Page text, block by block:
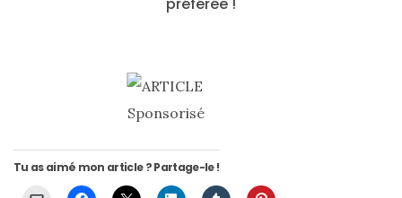
préférée !
Tu as aimé mon article ? Partage-le !